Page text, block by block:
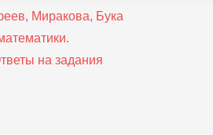
Миракова, Бука
на задания